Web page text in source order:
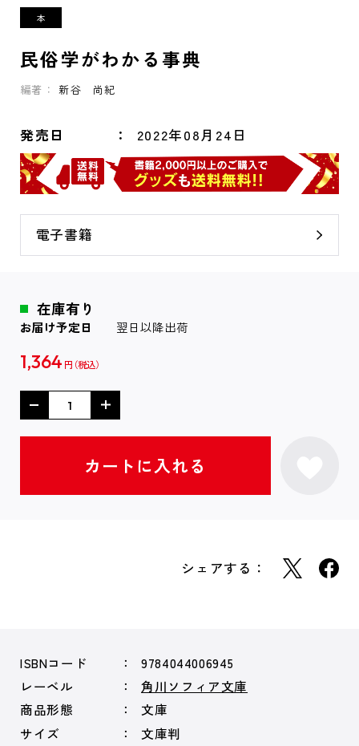
民俗学がわかる事典
編著： 新谷 尚紀
発売日 2022年08月24日
電子書籍
在庫有り
お届け予定日 翌日以降出荷
1,364 円
シェアする：
ISBNコード
9784044006945
レーベル
角川ソフィア文庫
商品形態
文庫
サイズ
文庫判